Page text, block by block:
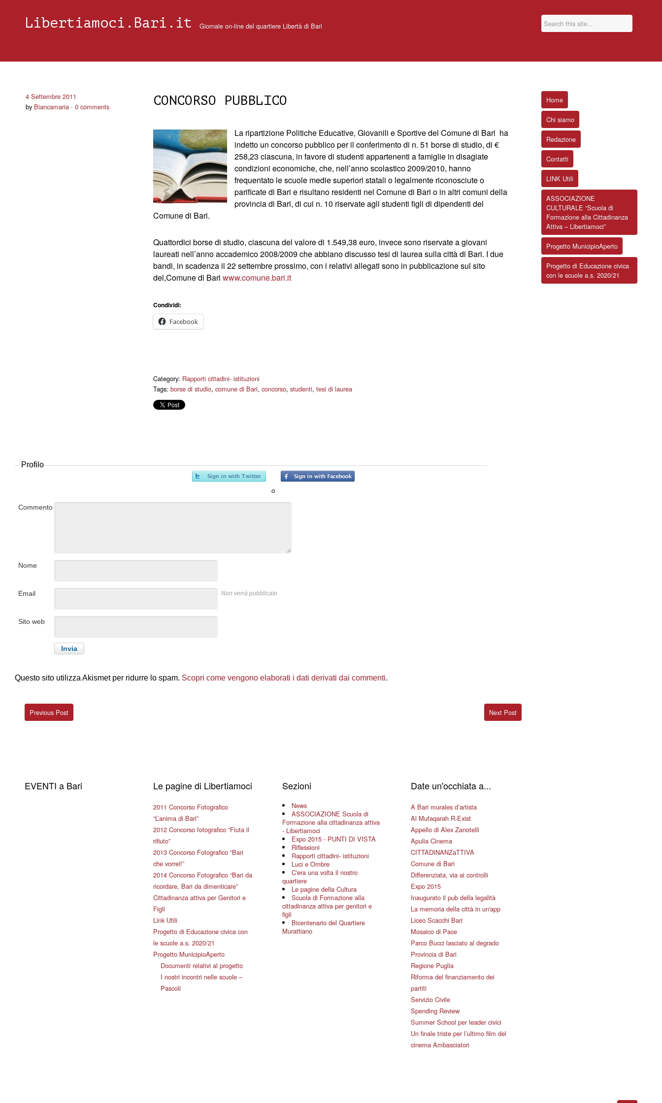
Libertiamoci.Bari.it Giornale on-line del quartiere Libertà di Bari
CONCORSO PUBBLICO
4 Settembre 2011
by Biancamaria 0 comments
La ripartizione Politiche Educative, Giovanili e Sportive del Comune di Bari ha
indetto un concorso pubblico per il conferimento di n. 51 borse di studio, di €
258,23 ciascuna, in favore di studenti appartenenti a famiglie in disagiate
condizioni economiche, che, nell’anno scolastico 2009/2010, hanno
frequentato le scuole medie superiori statali o legalmente riconosciute o
parificate di Bari e risultano residenti nel Comune di Bari o in altri comuni della
provincia di Bari, di cui n. 10 riservate agli studenti figli di dipendenti del
Comune di Bari.
Quattordici borse di studio, ciascuna del valore di 1.549,38 euro, invece sono riservate a giovani
laureati nell’anno accademico 2008/2009 che abbiano discusso tesi di laurea sulla città di Bari. I due
bandi, in scadenza il 22 settembre prossimo, con i relativi allegati sono in pubblicazione sul sito
del,Comune di Bari www.comune.bari.it
Condividi:
Facebook
Category: Rapporti cittadini- istituzioni
Tags: borse di studio, comune di Bari, concorso, studenti, tesi di laurea
Profilo
o
Commento
Nome
Email Non verrà pubblicato
Sito web
Questo sito utilizza Akismet per ridurre lo spam. Scopri come vengono elaborati i dati derivati dai commenti.
Next Post
Previous Post
EVENTI a Bari Le pagine di Libertiamoci
2011 Concorso Fotografico
“L’anima di Bari”
2012 Concorso fotografico “Fiuta il
rifiuto”
2013 Concorso Fotografico “Bari
che vorrei!”
2014 Concorso Fotografico “Bari da
ricordare, Bari da dimenticare”
Cittadinanza attiva per Genitori e
Figli
Link Utili
Progetto di Educazione civica con
le scuole a.s. 2020/21
Progetto MunicipioAperto
Documenti relativi al progetto
I nostri incontri nelle scuole –
Pascoli
Sezioni
News
ASSOCIAZIONE Scuola di
Formazione alla cittadinanza attiva
- Libertiamoci
Expo 2015 - PUNTI DI VISTA
Riflessioni
Rapporti cittadini- istituzioni
Luci e Ombre
C'era una volta il nostro
quartiere
Le pagine della Cultura
Scuola di Formazione alla
cittadinanza attiva per genitori e
figli
Bicentenario del Quartiere
Murattiano
Date un'occhiata a...
A Bari murales d’artista
Al Mufaqarah R-Exist
Appello di Alex Zanotelli
Apulia Cinema
CITTADINANZaTTIVA
Comune di Bari
Differenziata, via ai controlli
Expo 2015
Inaugurato il pub della legalità
La memoria della città in un'app
Liceo Scacchi Bari
Mosaico di Pace
Parco Bucci lasciato al degrado
Provincia di Bari
Regione Puglia
Riforma del finanziamento dei
partiti
Servizio Civile
Spending Review
Summer School per leader civici
Un finale triste per l’ultimo film del
cinema Ambasciatori
Home
Chi siamo
Redazione
Contatti
LINK Utili
ASSOCIAZIONE
CULTURALE “Scuola di
Formazione alla Cittadinanza
Attiva – Libertiamoci”
Progetto MunicipioAperto
Progetto di Educazione civica
con le scuole a.s. 2020/21